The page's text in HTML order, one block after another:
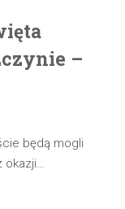
–
będą mogli
okazji…